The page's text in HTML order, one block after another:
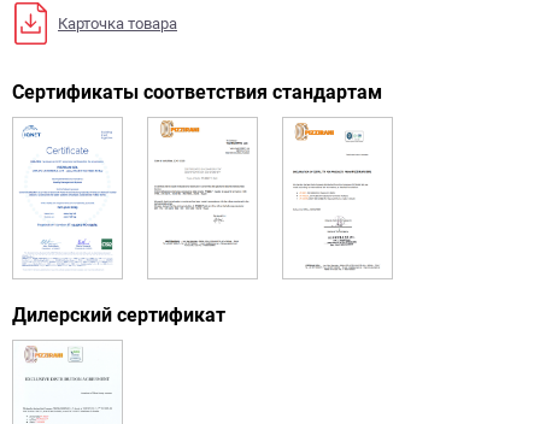
Карточка товара
Сертификаты соответствия стандартам
Дилерский сертификат